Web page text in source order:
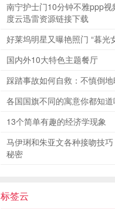
南宁护士门10分钟不雅ppp
度云迅雷资源链接下载
好莱坞明星又曝艳照门 “暮光
国内外10大特色主题餐厅
踩踏事故如何自救：不慎倒
各国国旗不同的寓意你都知道
13个简单有趣的经济学现象
马伊琍和朱亚文各种接吻技
秘密
标签云